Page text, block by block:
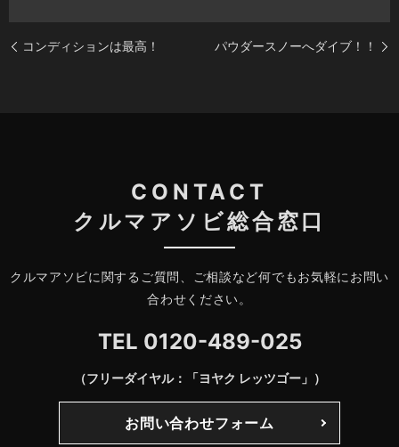
コンディションは最高！ パウダースノーへダイブ！！
CONTACT
クルマアソビ総合窓口
クルマアソビに関するご質問、ご相談など何でもお気軽にお問い
合わせください。
TEL 0120-489-025
（フリーダイヤル：「ヨヤク レッツゴー」）
お問い合わせフォーム